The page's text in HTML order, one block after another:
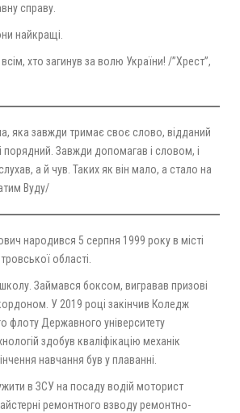
справу.
найкращі.
хто загинув за волю України! /”Хрест”,
яка завжди тримає своє слово, відданий
порядний. Завжди допомагав і словом, і
а й чув. Таких як він мало, а стало на
Вуду/
народився 5 серпня 1999 року в місті
області.
Займався боксом, вигравав призові
У 2019 році закінчив Коледж
флоту Державного університету
здобув кваліфікацію механік
навчання був у плаванні.
в ЗСУ на посаду водій моторист
ремонтного взводу ремонтно-